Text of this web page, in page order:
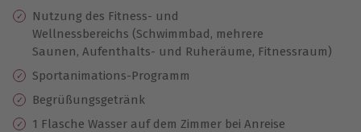
Nutzung des Fitness- und
Wellnessbereichs (Schwimmbad, mehrere
Saunen, Aufenthalts- und Ruheräume, Fitnessraum)
Sportanimations-Programm
Begrüßungsgetränk
1 Flasche Wasser auf dem Zimmer bei Anreise